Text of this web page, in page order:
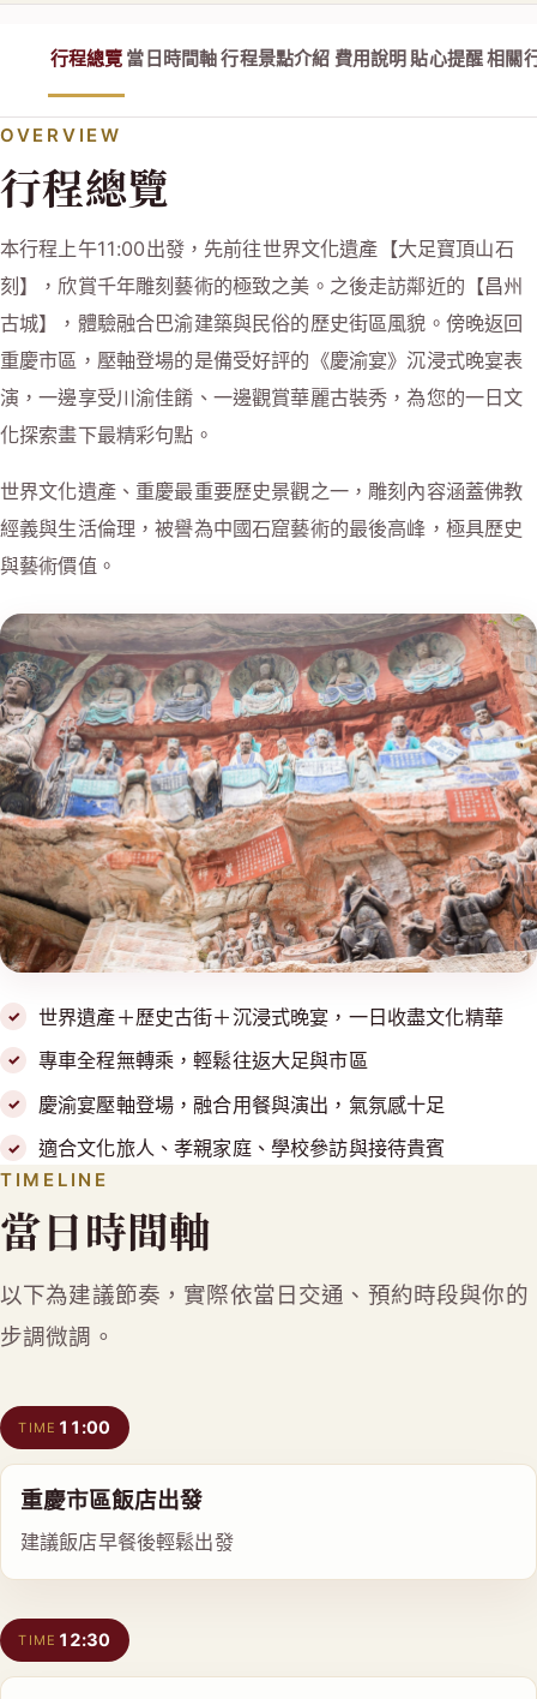
行程總覽 當日時間軸行程景點介紹 費用說明 貼心提醒相關
OVERVIEW
行程總覽
本行程上午11:00出發，先前往世界文化遺產【大足寶頂山石
刻】，欣賞千年雕刻藝術的極致之美。之後走訪鄰近的【昌州
古城】，體驗融合巴渝建築與民俗的歷史街區風貌。傍晚返回
重慶市區，壓軸登場的是備受好評的《慶渝宴》沉浸式晚宴表
演，一邊享受川渝佳餚、一邊觀賞華麗古裝秀，為您的一日文
化探索畫下最精彩句點。
世界文化遺產、重慶最重要歷史景觀之一，雕刻內容涵蓋佛教
經義與生活倫理，被譽為中國石窟藝術的最後高峰，極具歷史
與藝術價值。
世界遺產＋歷史古街＋沉浸式晚宴，一日收盡文化精華
專車全程無轉乘，輕鬆往返大足與市區
慶渝宴壓軸登場，融合用餐與演出，氣氛感十足
適合文化旅人、孝親家庭、學校參訪與接待貴賓
TIMELINE
當日時間軸
以下為建議節奏，實際依當日交通、預約時段與你的
步調微調。
TIME 11:00
重慶市區飯店出發
建議飯店早餐後輕鬆出發
TIME 12:30